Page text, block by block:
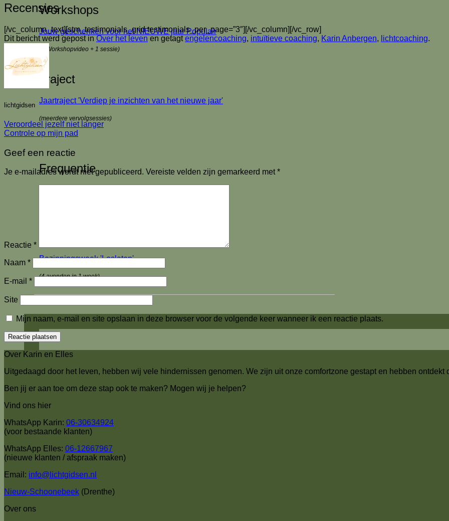
Workshops
Jouw geschenken voor het NIEUWE jaar
(1 Workshopvideo + 1 sessie)
Traject
Jaartraject 'Verdiep je inzichten van het nieuwe jaar'
(meerdere vervolgsessies)
Frequentie
Bezinningsweek 'Loslaten'
(4 avonden in 1 week)
Recensies
[/vc_column_text][stm_testimonials_grid testimonials_per_page=”3″][/vc_column][/vc_row]
Dit bericht werd gepost in Over het leven en getagtengelencoaching, intuïtieve coaching, Karin Anbergen, lichtcoaching.
lichtgidsen
Veroordeel jezelf niet langer
Controle op mijn pad
Geef een reactie
Je e-mailadres wordt niet gepubliceerd. Vereiste velden zijn gemarkeerd met*
Reactie *
Naam *
E-mail *
Site
Mijn naam, e-mail en site opslaan in deze browser voor de volgende keer wanneer ik een reactie plaats.
Over Karin en Elles
Uitgedaagd door het leven, hebben wij vele hindernissen genomen. We zijn uit onze comfortzone gestapt en hebben
Ben jij er aan toe om deze stap ook te maken? Mogen wij je helpen?
Vind ons hier
WhatsApp Karin: 06-30634924
(voor bestaande klanten)
WhatsApp Elles: 06-12667967
(nieuwe klanten / afspraak maken)
Email: info@lichtgidsen.nl
Nieuw-Schoonebeek (Drenthe)
Over ons